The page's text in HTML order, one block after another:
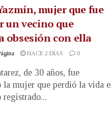
mujer que fue
un vecino que
obsesión con ella
HACE 2 DÍAS 0
de 30 años, fue
la mujer que perdió la vida